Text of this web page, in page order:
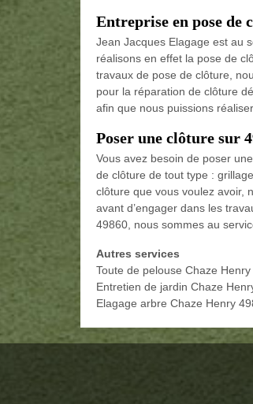
Entreprise en pose de
Jean Jacques Elagage est au
réalisons en effet la pose de
travaux de pose de clôture,
pour la réparation de clôture
afin que nous puissions
Poser une clôture sur
Vous avez besoin de poser
de clôture de tout type :
clôture que vous voulez avoir,
avant d’engager dans les
49860, nous sommes au
Autres services
Toute de pelouse Chaze Henry
Entretien de jardin Chaze
Elagage arbre Chaze Henry